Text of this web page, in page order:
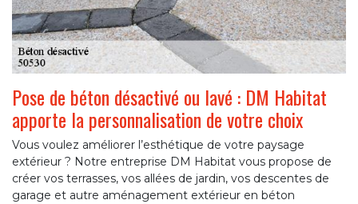
Pose de béton désactivé ou lavé : DM Habitat
apporte la personnalisation de votre choix
Vous voulez améliorer l’esthétique de votre paysage
extérieur ? Notre entreprise DM Habitat vous propose de
créer vos terrasses, vos allées de jardin, vos descentes de
garage et autre aménagement extérieur en béton